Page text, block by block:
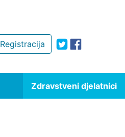
Registracija
Zdravstveni djelatnici